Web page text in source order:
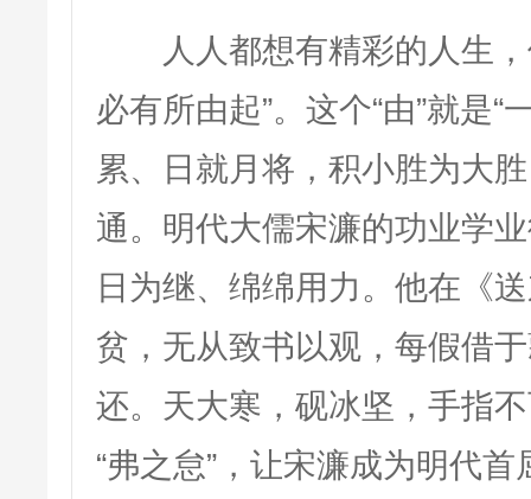
人人都想有精彩的人生，
必有所由起”。这个“由”就是
累、日就月将，积小胜为大
通。明代大儒宋濂的功业学
日为继、绵绵用力。他在《
贫，无从致书以观，每假借
还。天大寒，砚冰坚，手指
“弗之怠”，让宋濂成为明代